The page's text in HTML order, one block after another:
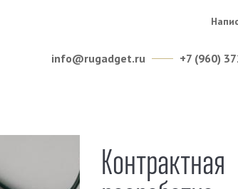
info@rugadget.ru +7 (960)
Контрактная